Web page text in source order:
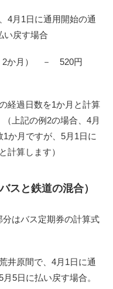
4月1日に通用開始の通
い戻す場合
か月） － 520円
経過日数を1か月と計算
上記の例2の場合、4月
か月ですが、5月1日に
計算します）
スと鉄道の混合）
はバス定期券の計算式
井原間で、4月1日に通
5日に払い戻す場合。